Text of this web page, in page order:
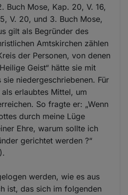
Buch Mose, Kap. 20, V. 16,
V. 20, und 3. Buch Mose,
gilt als Begründer des
Amtskirchen zählen
der Personen, von denen
Geist“ hätte sie mit
sie niedergeschriebenen. Für
erlaubtes Mittel, um
So fragte er: „Wenn
durch meine Lüge
Ehre, warum sollte ich
gerichtet werden ?“
werden, wie es aus
ist, das sich im folgenden